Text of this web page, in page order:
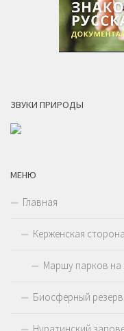
ЗВУКИ ПРИРОДЫ
МЕНЮ
Главная
Керженская сторона
Маршу парков на
Биосферный